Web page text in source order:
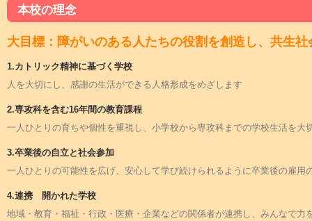
本校の理念
大目標：障がいのある人たちの役割を創造し、共生
1.カトリック精神に基づく学校
人を大切にし、感謝の生活ができる人格形成をめざします
2.専攻科を含む16年間の教育課程
一人ひとりの育ちや個性を重視し、小学校から専攻科までの学校生活を大
3.卒業後の自立と社会参加
一人ひとりの可能性を広げ、安心して学び続けられるように卒業後の雇用
4.連携 開かれた学校
地域・教育・福祉・行政・医療・企業などの関係者が連携し、みんなで